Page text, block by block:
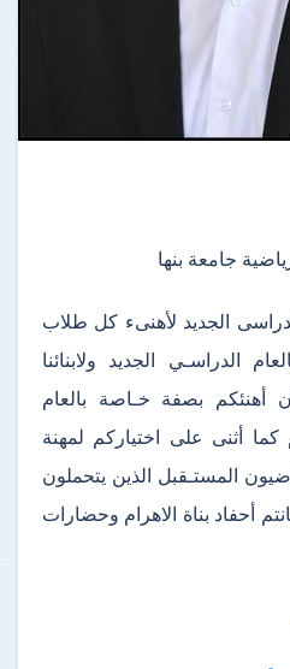
جامعة بنها
الجديد لأهنىء كل طلاب
الدراسـي الجديد ولابنائنا
أهنئكم بصفة خـاصة بالعام
أثنى على اختياركم لمهنة
المستـقبل الذين يتحملون
أحفاد بناة الاهرام وحضارات